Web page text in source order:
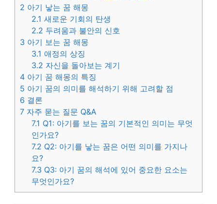
2 아기 낳는 꿈 해몽
2.1 새로운 기회의 탄생
2.2 두려움과 불안의 신호
3 아기 보는 꿈 해몽
3.1 애정의 상징
3.2 자신을 돌아보는 계기
4 아기 꿈 해몽의 특징
5 아기 꿈의 의미를 해석하기 위해 고려할 점
6 결론
7 자주 묻는 질문 Q&A
7.1 Q1: 아기를 보는 꿈의 기본적인 의미는 무엇
인가요?
7.2 Q2: 아기를 낳는 꿈은 어떤 의미를 가지나
요?
7.3 Q3: 아기 꿈의 해석에 있어 중요한 요소는
무엇인가요?